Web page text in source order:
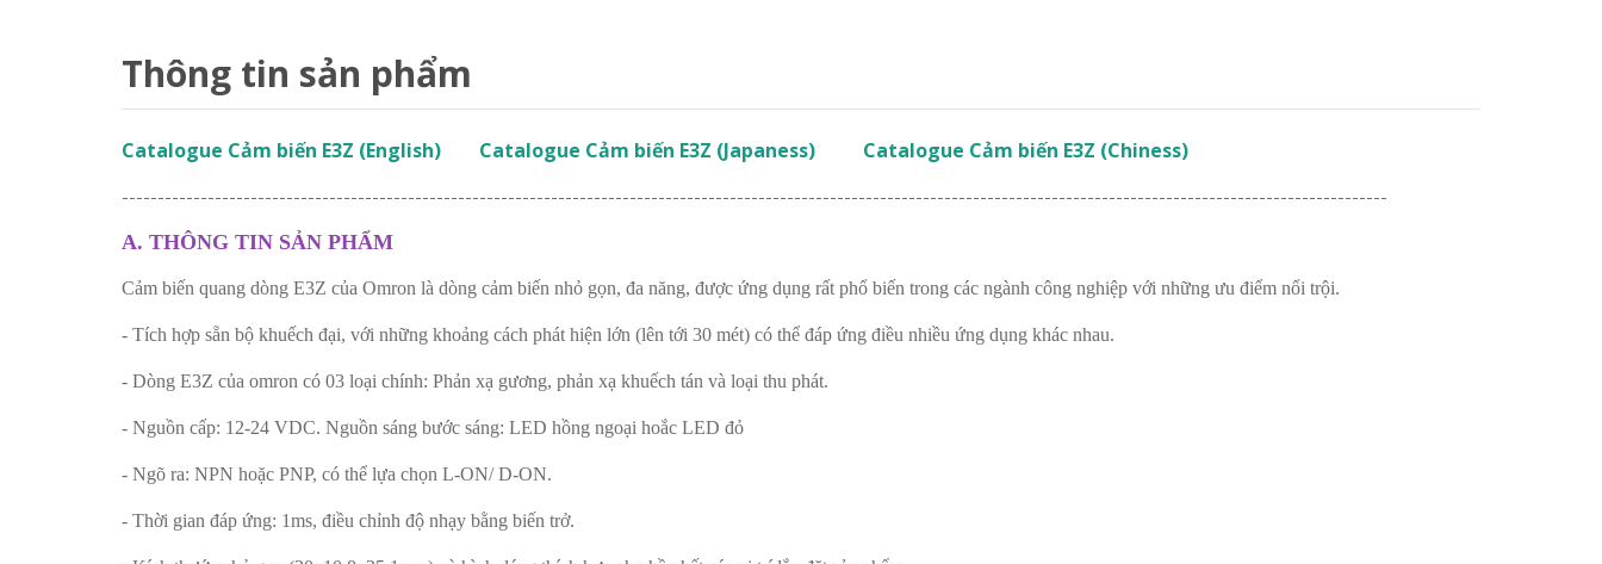
Thông tin sản phẩm
Catalogue Cảm biến E3Z (English) Catalogue Cảm biến E3Z (Japaness) Catalogue Cảm biến E3Z (Chiness)
---------------------------------------------------------------------------------------------------------------------------------------------------------------------------------
A. THÔNG TIN SẢN PHẨM
Cảm biến quang dòng E3Z của Omron là dòng cảm biến nhỏ gọn, đa năng, được ứng dụng rất phổ biến trong các ngành công nghiệp với những ưu điểm nổi trội.
- Tích hợp sẵn bộ khuếch đại, với những khoảng cách phát hiện lớn (lên tới 30 mét) có thể đáp ứng điều nhiều ứng dụng khác nhau.
- Dòng E3Z của omron có 03 loại chính: Phản xạ gương, phản xạ khuếch tán và loại thu phát.
- Nguồn cấp: 12-24 VDC. Nguồn sáng bước sáng: LED hồng ngoại hoắc LED đỏ
- Ngõ ra: NPN hoặc PNP, có thể lựa chọn L-ON/ D-ON.
- Thời gian đáp ứng: 1ms, điều chỉnh độ nhạy bằng biến trở.